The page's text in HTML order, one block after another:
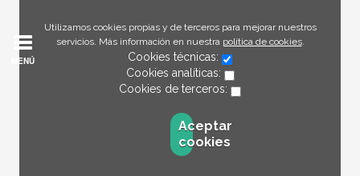
Utilizamos cookies propias y de terceros para mejorar nuestros
servicios. Más información en nuestra política de cookies.
Cookies técnicas:
Cookies analíticas:
Cookies de terceros:
Aceptar
cookies
MENÚ